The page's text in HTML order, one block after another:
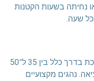
נחיתה בשעות הקטנות
שעה.
הנסיעה מירושלים לנתב"ג אורכת בדרך כלל בין 35 ל־50
נהגים מקצועיים